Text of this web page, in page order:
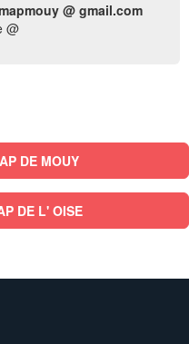
@ gmail.com
@
DE MOUY
DE L' OISE